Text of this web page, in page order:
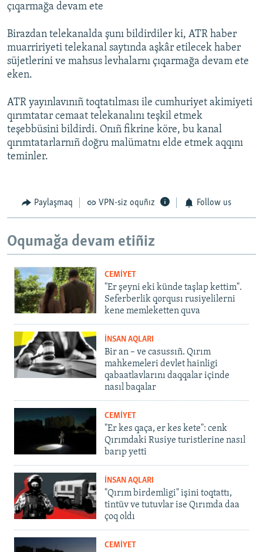
çıqarmağa devam ete
Birazdan telekanalda şunı bildirdiler ki, ATR haber
muarririyeti telekanal saytında aşkâr etilecek haber
süjetlerini ve mahsus levhalarnı çıqarmağa devam ete
eken.
ATR yayınlavınıñ toqtatılması ile cumhuriyet akimiyeti
qırımtatar cemaat telekanalını teşkil etmek
teşebbüsini bildirdi. Onıñ fikrine köre, bu kanal
qırımtatarlarnıñ doğru malümatnı elde etmek aqqını
teminler.
Paylaşmaq VPN-siz oquñız Follow us
Oqumağa devam etiñiz
CEMİYET
"Er şeyni eki künde taşlap kettim".
Seferberlik qorqusı rusiyelilerni
kene memleketten quva
İNSAN AQLARI
Bir an – ve casussıñ. Qırım
mahkemeleri devlet hainligi
qabaatlavlarını daqqalar içinde
nasıl baqalar
CEMİYET
"Er kes qaça, er kes kete": cenk
Qırımdaki Rusiye turistlerine nasıl
barıp yetti
İNSAN AQLARI
"Qırım birdemligi" işini toqtattı,
tintüv ve tutuvlar ise Qırımda daa
çoq oldı
CEMİYET